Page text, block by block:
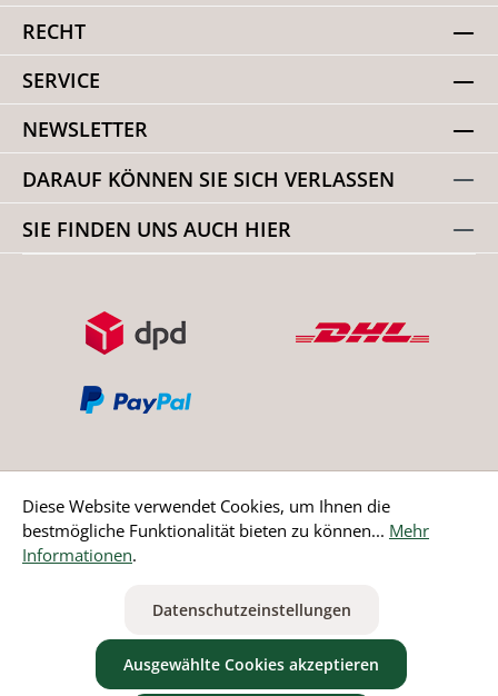
RECHT
SERVICE
NEWSLETTER
DARAUF KÖNNEN SIE SICH VERLASSEN
SIE FINDEN UNS AUCH HIER
Bestellung widerrufen
ausgenommen Nicht EU-Länder
Diese Website verwendet Cookies, um Ihnen die
bestmögliche Funktionalität bieten zu können... Mehr
Informationen.
Datenschutzeinstellungen
Ausgewählte Cookies akzeptieren